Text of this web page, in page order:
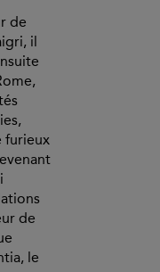
de
il
furieux
de
le